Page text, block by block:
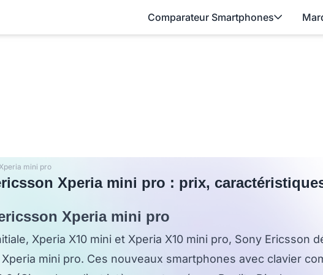
Comparateur Smartphones
mini pro
Xperia mini pro : prix,
Xperia mini pro
Xperia X10 mini et Xperia X10 mini pro, Sony Ericsson
mini pro. Ces nouveaux smartphones avec clavier